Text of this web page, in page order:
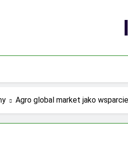
Agro global market jako